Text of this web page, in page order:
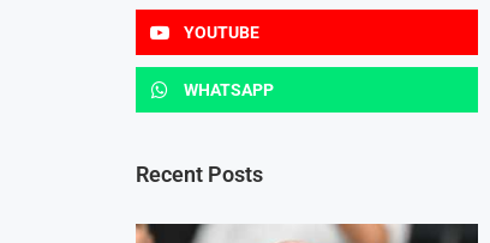
YOUTUBE
WHATSAPP
Recent Posts